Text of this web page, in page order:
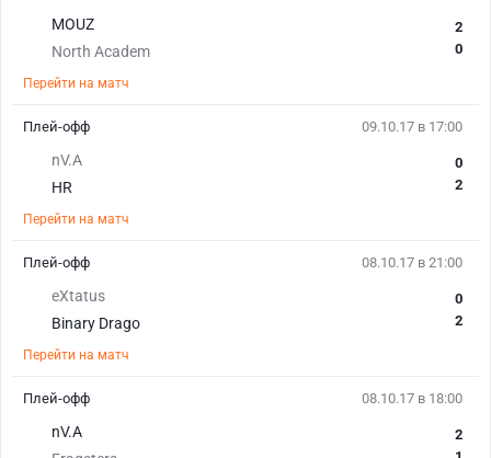
MOUZ
North Academ
2
0
Перейти на матч
09.10.17 в 17:00
nV.A
HR
0
2
Перейти на матч
Плей-офф
08.10.17 в 21:00
eXtatus
Binary Drago
0
2
Перейти на матч
Плей-офф
08.10.17 в 18:00
nV.A
2
Плей-офф